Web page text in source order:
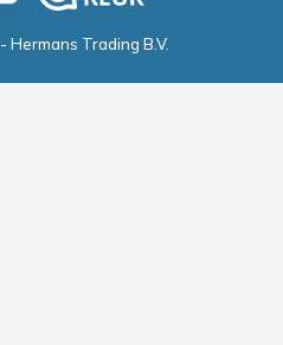
- Hermans Trading B.V.